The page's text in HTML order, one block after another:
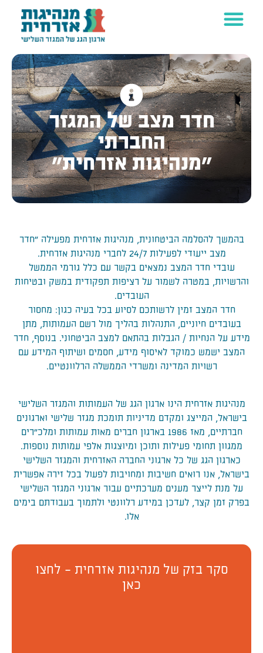
חדר מצב של המגזר
החברתי
"מנהיגות אזרחית"
בהמשך להסלמה הביטחונית, מנהיגות אזרחית מפעילה "חדר
מצב ייעודי לפעילות 24/7 לחברי מנהיגות אזרחית.
עובדי חדר המצב נמצאים בקשר עם כלל גורמי הממשל
והרשויות, במטרה לשמור על רציפות תפקודית במשק ובטיחות
העובדים.
חדר המצב זמין לרשותכם לסיוע בכל בעיה כגון: מחסור
בעובדים חיוניים, התנהלות בהליך מול רשם העמותות, מתן
מידע על הנחיות / הגבלות בהתאם למצב הביטחוני. בנוסף, חדר
המצב ישמש כמוקד לאיסוף מידע, חסמים ושיתוף המידע עם
רשויות המדינה ומשרדי הממשלה הרלוונטיים.
מנהיגות אזרחית הינו ארגון הגג של העמותות והמגזר השלישי
בישראל, המייצג ומקדם מדיניות תומכת מגזר שלישי וארגונים
חברתיים, מאז 1986 בארגון חברים מאות עמותות ומלכ"רים
ממגוון תחומי פעילות ותוכן ומיוצגות אלפי עמותות נוספות.
כארגון הגג של כל ארגוני החברה האזרחית והמגזר השלישי
בישראל, אנו רואים חשיבות ומחויבות לפעול בכל זירה אפשרית
על מנת לייצר מענים מערכתיים עבור ארגוני המגזר השלישי
בפרק זמן קצר, לעדכן במידע רלוונטי ולתמוך בעבודתם בימים
אלו.
סקר בזק של מנהיגות אזרחית - לחצו
כאן